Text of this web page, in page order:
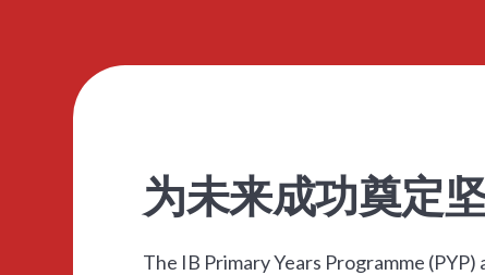
为未来成功奠定
The IB Primary Years Programme